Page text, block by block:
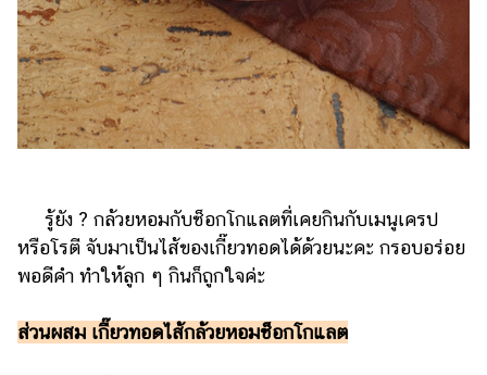
รู้ยัง ? กล้วยหอมกับช็อกโกแลตที่เคยกินกับเมนูเครป
หรือโรตี จับมาเป็นไส้ของเกี๊ยวทอดได้ด้วยนะคะ กรอบอร่อย
พอดีคำ ทำให้ลูก ๆ กินก็ถูกใจค่ะ
ส่วนผสม เกี๊ยวทอดไส้กล้วยหอมช็อกโกแลต